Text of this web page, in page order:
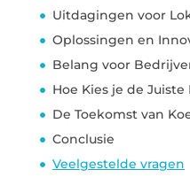
Uitdagingen voor
Oplossingen en
Belang voor
Hoe Kies je de Juiste
De Toekomst van
Conclusie
Veelgestelde vragen